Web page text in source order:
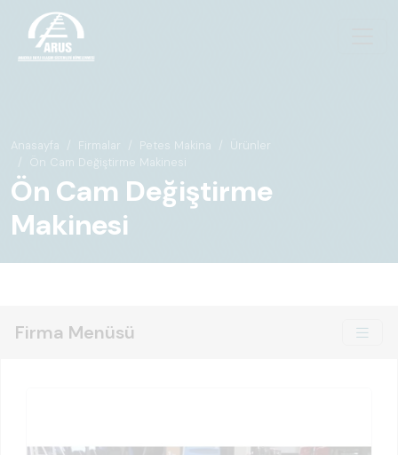
Anasayfa Firmalar Petes Makina
Ürünler
Ön Cam Değiştirme Makinesi
Ön Cam Değiştirme
Makinesi
Firma Menüsü